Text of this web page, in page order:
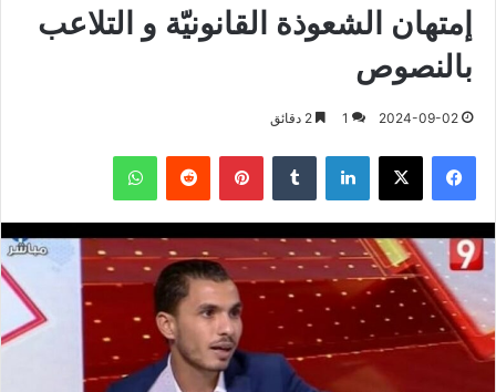
إمتهان الشعوذة القانونيّة و التلاعب
بالنصوص
2024-09-02
1
فيسبوك X لينكدإن بينتيريست واتساب